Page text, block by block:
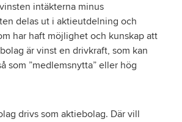
intäkterna minus
delas ut i aktieutdelning och
har haft möjlighet och kunskap att
är vinst en drivkraft, som kan
som ”medlemsnytta” eller hög
drivs som aktiebolag. Där vill